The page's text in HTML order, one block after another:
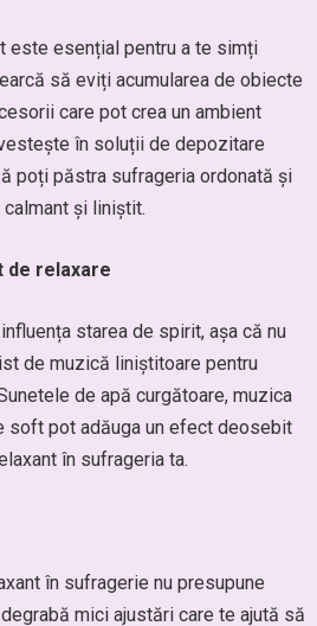
este esențial pentru a te simți
să eviți acumularea de obiecte
care pot crea un ambient
în soluții de depozitare
poți păstra sufrageria ordonată și
și liniștit.
de relaxare
starea de spirit, așa că nu
de muzică liniștitoare pentru
de apă curgătoare, muzica
soft pot adăuga un efect deosebit
în sufrageria ta.
în sufragerie nu presupune
mici ajustări care te ajută să